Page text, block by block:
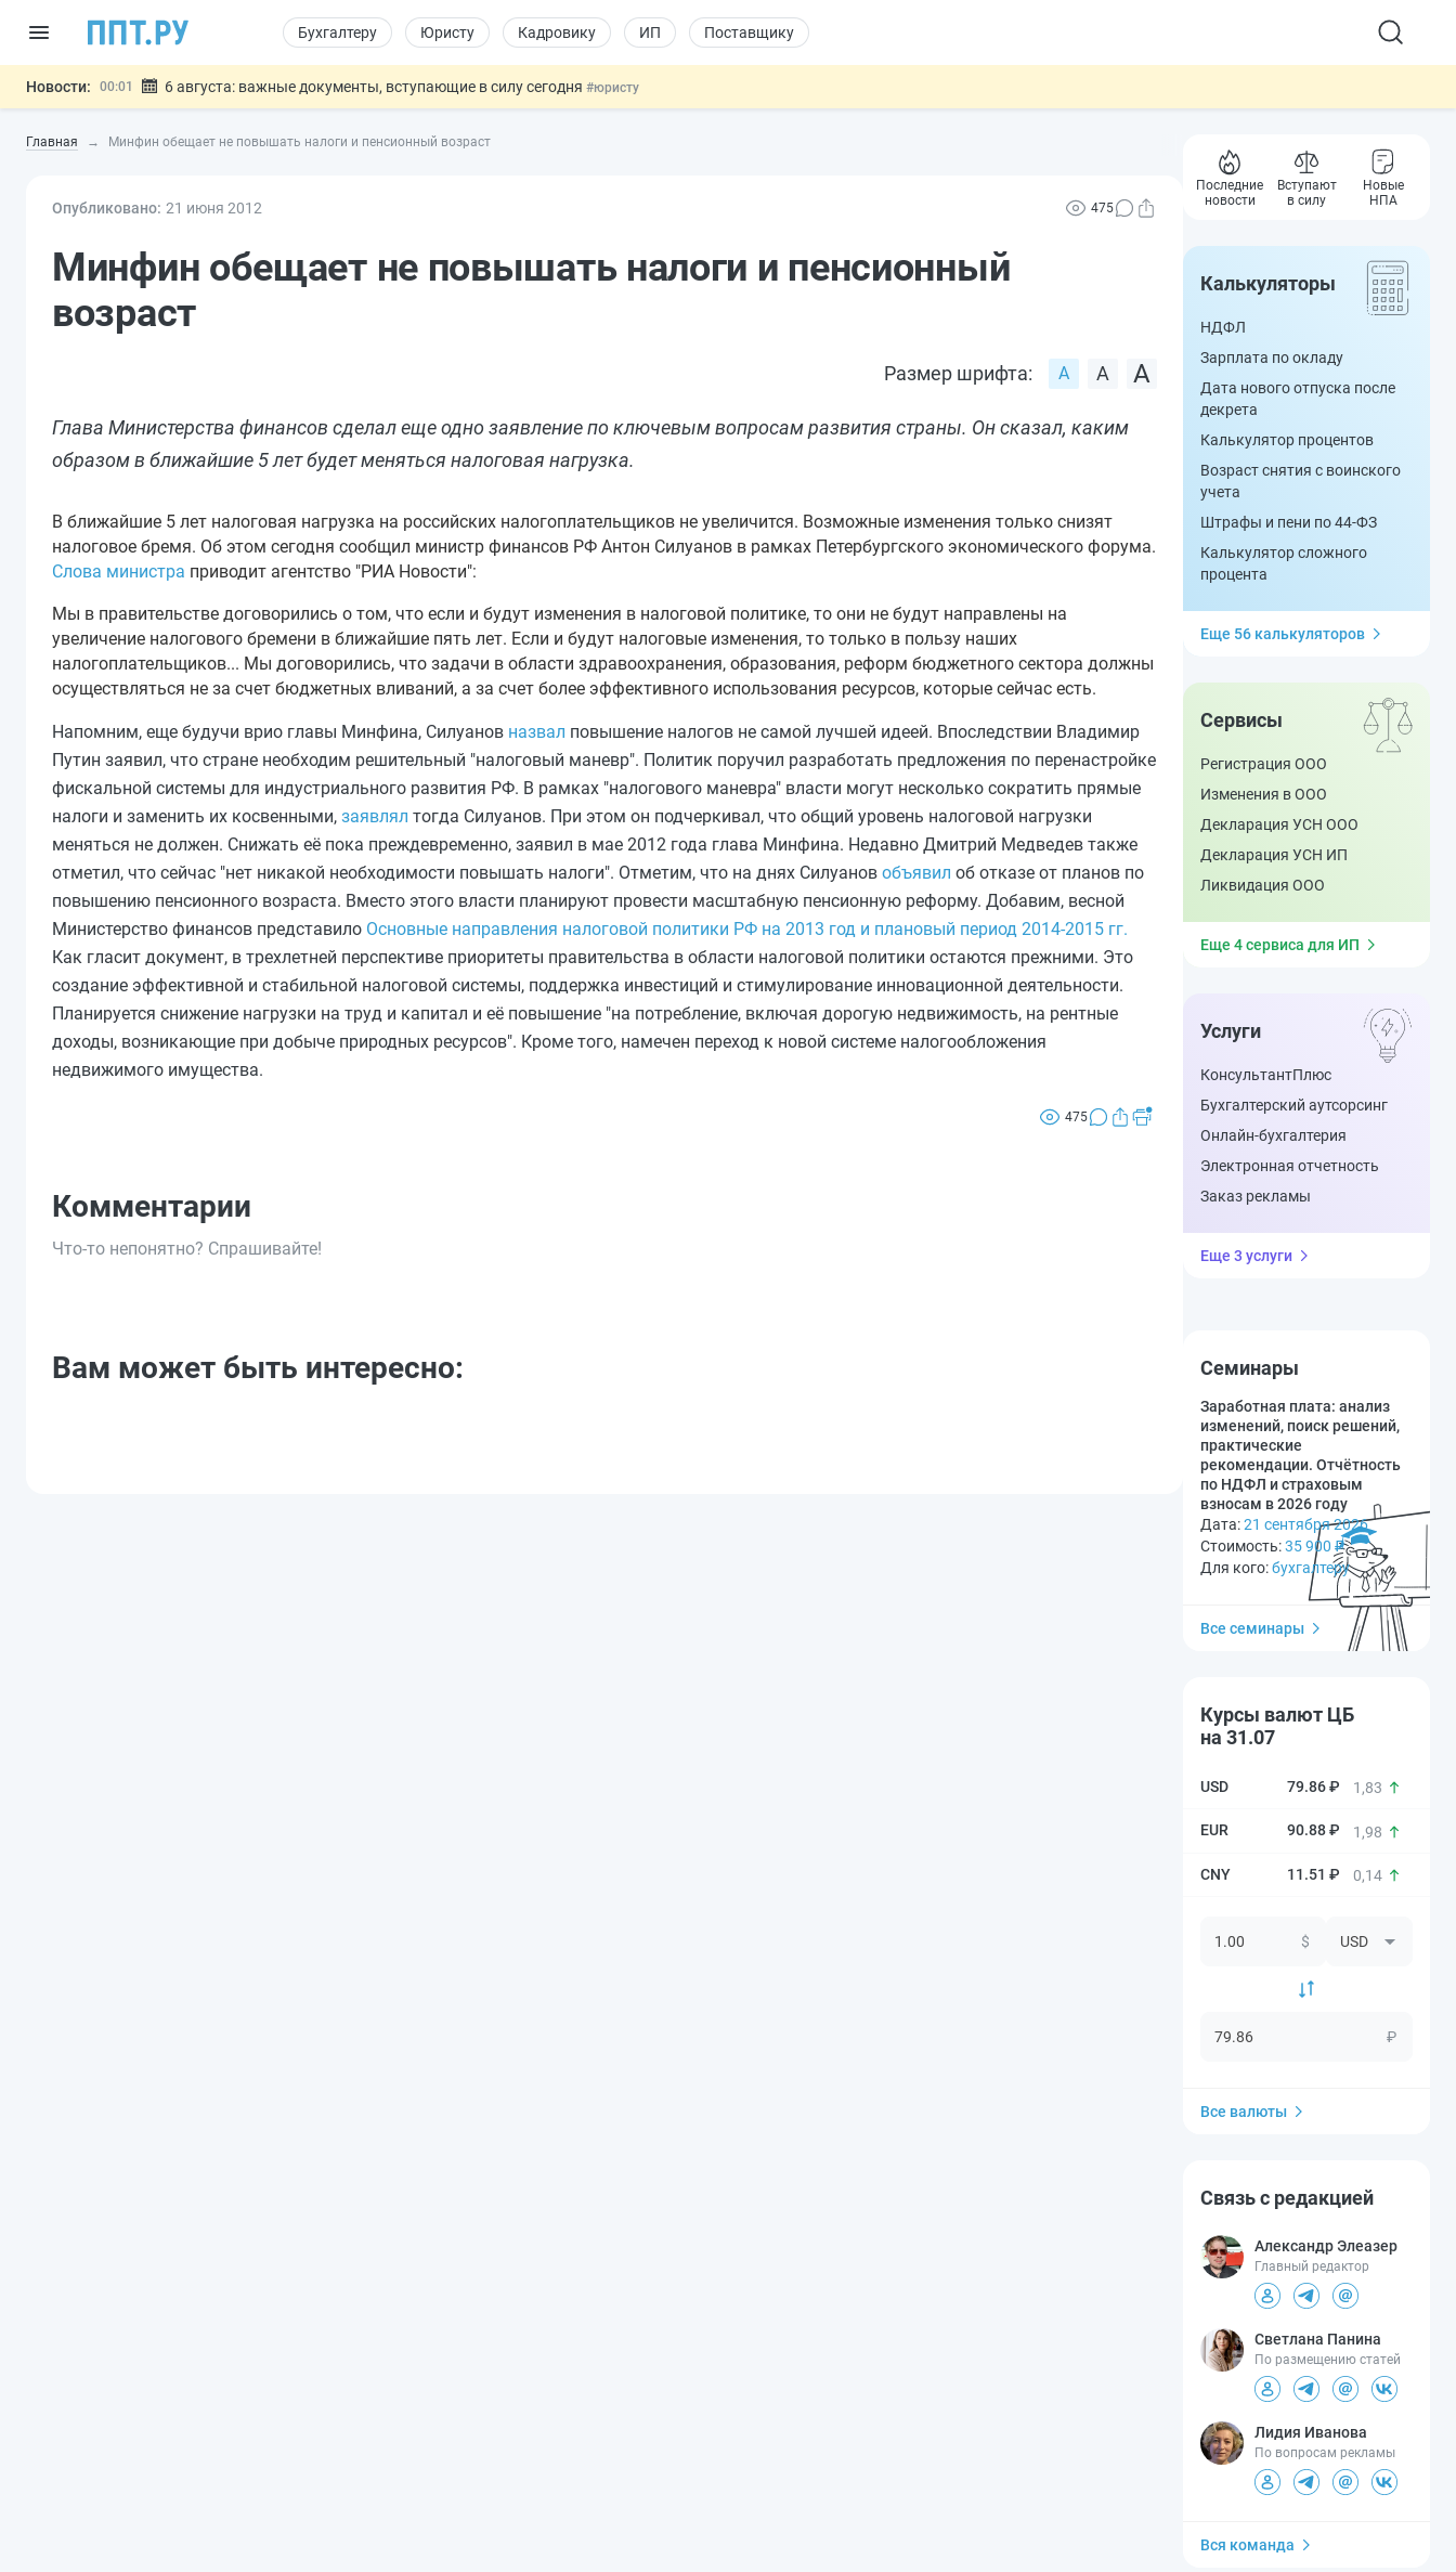
Бухгалтеру Юристу Кадровику ИП Поставщику
Новости: 00:01 6 августа: важные документы, вступающие в силу сегодня #юристу
05.08 Мигрантам с судимостью запретят получать ВНЖ и гражданство: закон подписан
05.08
Важно Подписан закон об упрощении госзакупок по 44-ФЗ
Главная Минфин обещает не повышать налоги и пенсионный возраст
Опубликовано: 21 июня 2012 475
Минфин обещает не повышать налоги и пенсионный
возраст
Размер шрифта:
Глава Министерства финансов сделал еще одно заявление по ключевым вопросам развития страны. Он сказал, каким
образом в ближайшие 5 лет будет меняться налоговая нагрузка.
В ближайшие 5 лет налоговая нагрузка на российских налогоплательщиков не увеличится. Возможные изменения только снизят
налоговое бремя. Об этом сегодня сообщил министр финансов РФ Антон Силуанов в рамках Петербургского экономического форума.
Слова министра приводит агентство "РИА Новости":
Мы в правительстве договорились о том, что если и будут изменения в налоговой политике, то они не будут направлены на
увеличение налогового бремени в ближайшие пять лет. Если и будут налоговые изменения, то только в пользу наших
налогоплательщиков... Мы договорились, что задачи в области здравоохранения, образования, реформ бюджетного сектора должны
осуществляться не за счет бюджетных вливаний, а за счет более эффективного использования ресурсов, которые сейчас есть.
Напомним, еще будучи врио главы Минфина, Силуанов назвал повышение налогов не самой лучшей идеей. Впоследствии Владимир
Путин заявил, что стране необходим решительный "налоговый маневр". Политик поручил разработать предложения по перенастройке
фискальной системы для индустриального развития РФ. В рамках "налогового маневра" власти могут несколько сократить прямые
налоги и заменить их косвенными, заявлял тогда Силуанов. При этом он подчеркивал, что общий уровень налоговой нагрузки
меняться не должен. Снижать её пока преждевременно, заявил в мае 2012 года глава Минфина. Недавно Дмитрий Медведев также
отметил, что сейчас "нет никакой необходимости повышать налоги". Отметим, что на днях Силуанов объявил об отказе от планов по
повышению пенсионного возраста. Вместо этого власти планируют провести масштабную пенсионную реформу. Добавим, весной
Министерство финансов представило Основные направления налоговой политики РФ на 2013 год и плановый период 2014-2015 гг.
Как гласит документ, в трехлетней перспективе приоритеты правительства в области налоговой политики остаются прежними. Это
создание эффективной и стабильной налоговой системы, поддержка инвестиций и стимулирование инновационной деятельности.
Планируется снижение нагрузки на труд и капитал и её повышение "на потребление, включая дорогую недвижимость, на рентные
доходы, возникающие при добыче природных ресурсов". Кроме того, намечен переход к новой системе налогообложения
недвижимого имущества.
475
Комментарии
Что-то непонятно? Спрашивайте!
Вам может быть интересно:
Последние
новости
Вступают
в силу
Новые
НПА
Калькуляторы
НДФЛ
Зарплата по окладу
Дата нового отпуска после
декрета
Калькулятор процентов
Возраст снятия с воинского
учета
Штрафы и пени по 44-ФЗ
Калькулятор сложного
процента
Еще 56 калькуляторов
Сервисы
Регистрация ООО
Изменения в ООО
Декларация УСН ООО
Декларация УСН ИП
Ликвидация ООО
Еще 4 сервиса для ИП
Услуги
КонсультантПлюс
Бухгалтерский аутсорсинг
Онлайн-бухгалтерия
Электронная отчетность
Заказ рекламы
Еще 3 услуги
Семинары
Заработная плата: анализ
изменений, поиск решений,
практические
рекомендации. Отчётность
по НДФЛ и страховым
взносам в 2026 году
Дата:21 сентября 2026
Стоимость:35 900 ₽
Для кого:бухгалтеру
Все семинары
Курсы валют ЦБ
на 31.07
79.86 ₽ 1,83
90.88 ₽ 1,98
11.51 ₽ 0,14
$
₽
Все валюты
Связь с редакцией
Александр Элеазер
Главный редактор
Светлана Панина
По размещению статей
Лидия Иванова
По вопросам рекламы
Вся команда